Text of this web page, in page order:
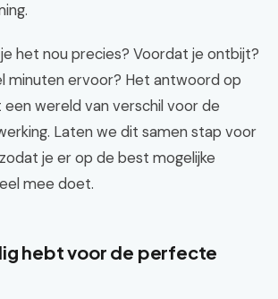
het nou precies? Voordat je ontbijt?
minuten ervoor? Het antwoord op
wereld van verschil voor de
Laten we dit samen stap voor
je er op de best mogelijke
mee doet.
hebt voor de perfecte